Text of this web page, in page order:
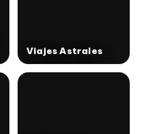
Viajes Astrales